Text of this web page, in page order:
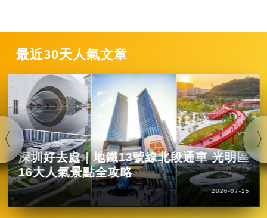
最近30天人氣文章
深圳好去處｜地鐵13號線北段通車 光明區
16大人氣景點全攻略
2026-07-15